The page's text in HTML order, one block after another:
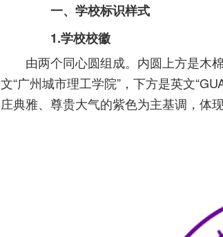
一、学校标识样式
1.学校校徽
由两个同心圆组成。内圆上方是木
文“广州城市理工学院”，下方是英文
庄典雅、尊贵大气的紫色为主基调，体